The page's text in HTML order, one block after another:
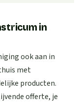
in
ook aan in
met
producten.
offerte, je